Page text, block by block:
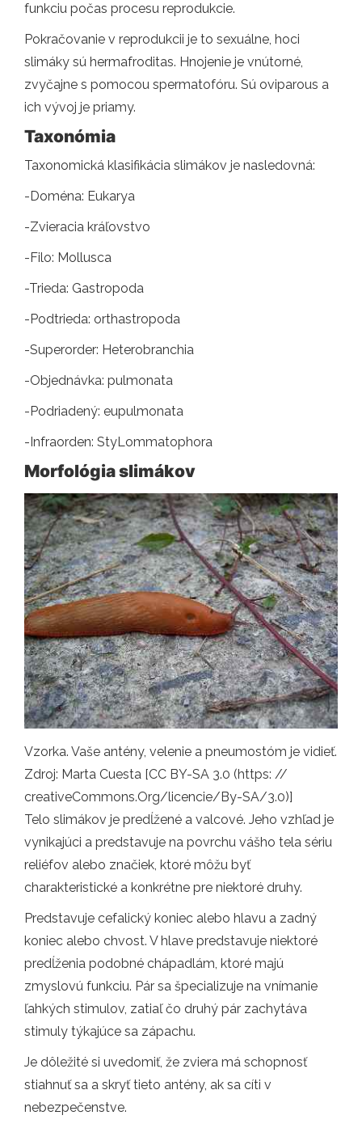
funkciu počas procesu reprodukcie.
Pokračovanie v reprodukcii je to sexuálne, hoci
slimáky sú hermafroditas. Hnojenie je vnútorné,
zvyčajne s pomocou spermatofóru. Sú oviparous a
ich vývoj je priamy.
Taxonómia
Taxonomická klasifikácia slimákov je nasledovná:
-Doména: Eukarya
-Zvieracia kráľovstvo
-Filo: Mollusca
-Trieda: Gastropoda
-Podtrieda: orthastropoda
-Superorder: Heterobranchia
-Objednávka: pulmonata
-Podriadený: eupulmonata
-Infraorden: StyLommatophora
Morfológia slimákov
Vzorka. Vaše antény, velenie a pneumostóm je vidieť.
Zdroj: Marta Cuesta [CC BY-SA 3.0 (https: //
creativeCommons.Org/licencie/By-SA/3.0)]
Telo slimákov je predĺžené a valcové. Jeho vzhľad je
vynikajúci a predstavuje na povrchu vášho tela sériu
reliéfov alebo značiek, ktoré môžu byť
charakteristické a konkrétne pre niektoré druhy.
Predstavuje cefalický koniec alebo hlavu a zadný
koniec alebo chvost. V hlave predstavuje niektoré
predĺženia podobné chápadlám, ktoré majú
zmyslovú funkciu. Pár sa špecializuje na vnímanie
ľahkých stimulov, zatiaľ čo druhý pár zachytáva
stimuly týkajúce sa zápachu.
Je dôležité si uvedomiť, že zviera má schopnosť
stiahnuť sa a skryť tieto antény, ak sa cíti v
nebezpečenstve.